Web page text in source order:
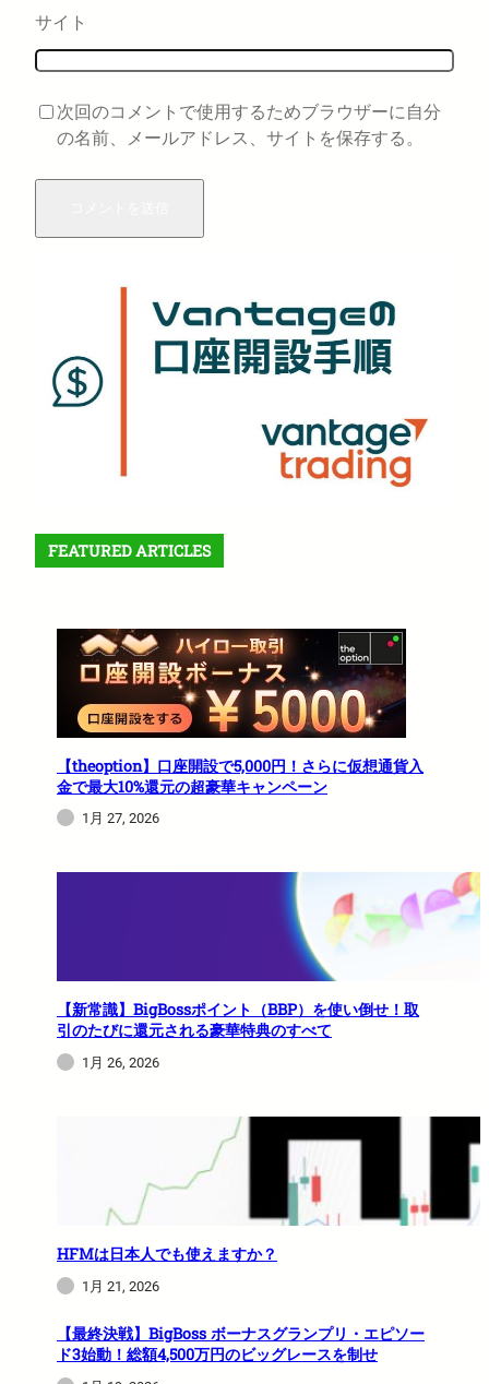
サイト
次回のコメントで使用するためブラウザーに自分
の名前、メールアドレス、サイトを保存する。
FEATURED ARTICLES
【theoption】口座開設で5,000円！さらに仮想通貨入
金で最大10%還元の超豪華キャンペーン
1月 27, 2026
【新常識】BigBossポイント（BBP）を使い倒せ！取
引のたびに還元される豪華特典のすべて
1月 26, 2026
HFMは日本人でも使えますか？
1月 21, 2026
【最終決戦】BigBoss ボーナスグランプリ・エピソー
ド3始動！総額4,500万円のビッグレースを制せ